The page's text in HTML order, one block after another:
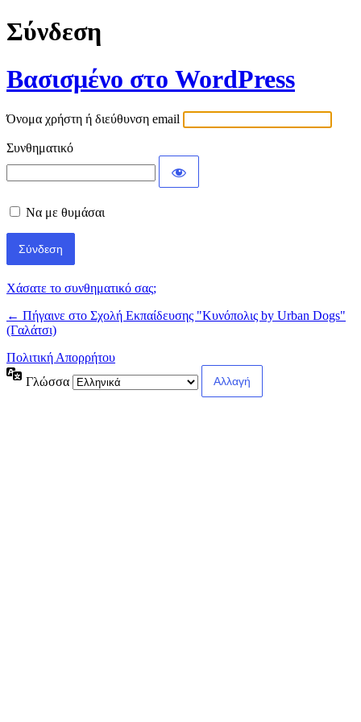
Σύνδεση
Βασισμένο στο WordPress
Όνομα χρήστη ή διεύθυνση email
Συνθηματικό
Να με θυμάσαι
Χάσατε το συνθηματικό σας;
← Πήγαινε στο Σχολή Εκπαίδευσης "Κυνόπολις by Urban Dogs"
(Γαλάτσι)
Πολιτική Απορρήτου
Γλώσσα